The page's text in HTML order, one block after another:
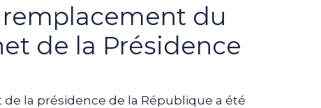
du
de la Présidence
de la présidence de la République a été